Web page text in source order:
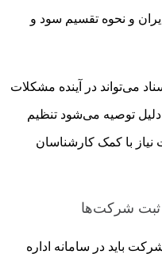
و نحوه تقسیم سود و
می‌تواند در آینده مشکلات
دلیل توصیه می‌شود تنظیم
با کمک کارشناسان
باید در سامانه اداره